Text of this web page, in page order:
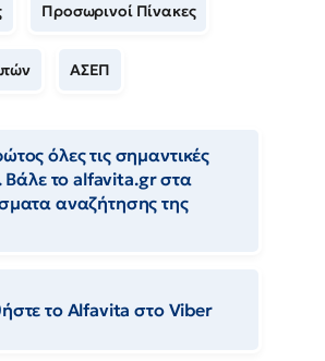
Προσωρινοί Πίνακες
ΑΣΕΠ
όλες τις σημαντικές
Βάλε το alfavita.gr στα
αναζήτησης της
το Αlfavita στο Viber